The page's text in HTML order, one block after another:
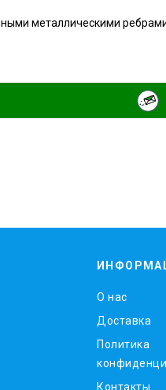
металлическими
O нас
Доставка
Политика
Контакты